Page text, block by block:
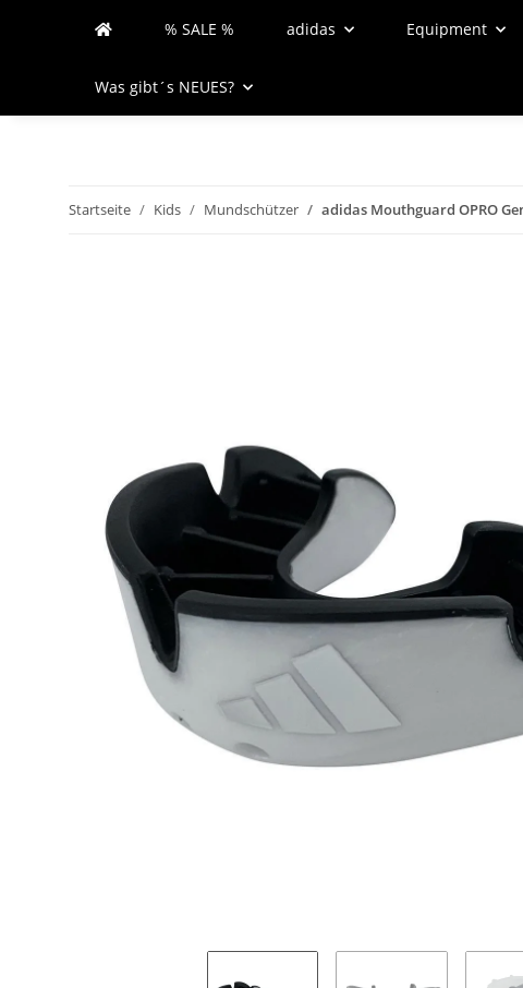
% SALE % adidas Equipment
Was gibt´s NEUES?
Startseite Kids Mundschützer adidas Mouthguard OPRO